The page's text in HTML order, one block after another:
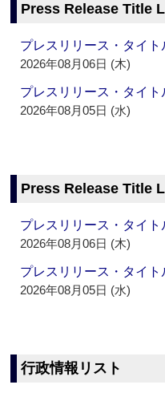
Press Release Title
プレスリリース・タイ
2026年08月06日 (木)
プレスリリース・タイ
2026年08月05日 (水)
Press Release Title
プレスリリース・タイ
2026年08月06日 (木)
プレスリリース・タイ
2026年08月05日 (水)
行政情報リスト